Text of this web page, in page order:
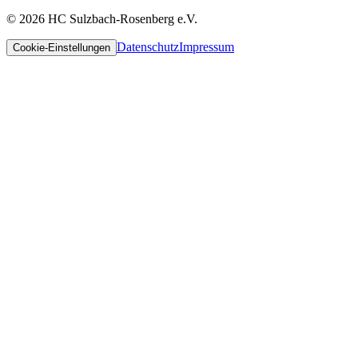
© 2026 HC Sulzbach-Rosenberg e.V.
Cookie-Einstellungen DatenschutzImpressum